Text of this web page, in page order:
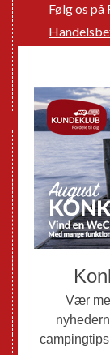
Følg os på
GPDR -
Nye
Nye
Brugte
Brugte
Webshop
Mortens
KG
Nyheder
Adria